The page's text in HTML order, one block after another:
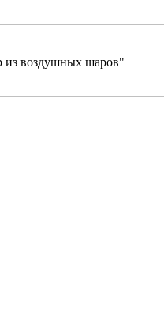
из воздушных шаров"